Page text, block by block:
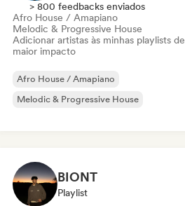
> 800 feedbacks enviados
Afro House / Amapiano
Melodic & Progressive House
Adicionar artistas às minhas playlists de
maior impacto
Afro House / Amapiano
Melodic & Progressive House
BIONT
Playlist